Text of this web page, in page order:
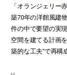
「オランジェリー
築70年の洋館風建
件の中で要望の実
空間を建てる計画
築的な工夫”で再構